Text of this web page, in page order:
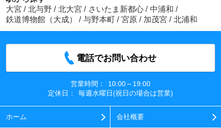
大宮 / 北与野 / 北大宮 / さいたま新都心 / 中浦和 /
鉄道博物館（大成）
/ 与野本町 / 宮原 / 加茂宮 / 北浦和
電話でお問い合わせ
営業時間：
10:00～19:00
定休日：
毎週水曜日(祝日の場合は営業)
ホーム 会社概要